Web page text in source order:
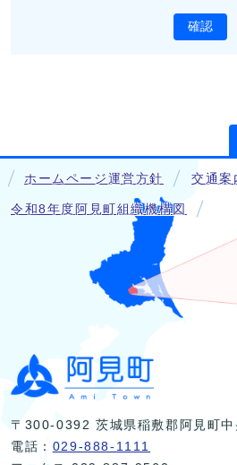
確認
ホームページ運営方針 交通案
令和8年度阿見町組織機構図
〒300-0392 茨城県稲敷郡阿見町
電話： 029-888-1111